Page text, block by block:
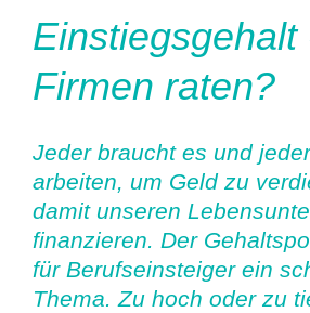
Einstiegsgehalt
Firmen raten?
Jeder braucht es und
arbeiten, um Geld zu
damit unseren
finanzieren. Der
für Berufseinsteiger ein
Thema. Zu hoch oder zu